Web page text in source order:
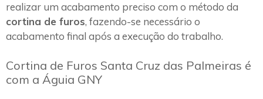
realizar um acabamento preciso com o método da
cortina de furos, fazendo-se necessário o
acabamento final após a execução do trabalho.
Cortina de Furos Santa Cruz das Palmeiras é
com a Águia GNY